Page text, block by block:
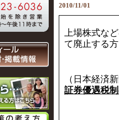
2010/11/01
上場株式な
て廃止する
（日本経済
証券優遇税